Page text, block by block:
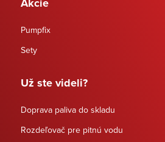
Pumpfix
Sety
Už ste videli?
Doprava paliva do skladu
Rozdeľovač pre pitnú vodu